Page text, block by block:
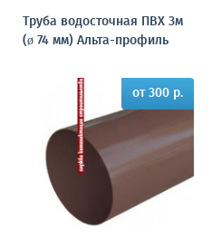
Труба водосточная ПВХ 3м
(ø 74 мм) Альта-профиль
от 300 р.